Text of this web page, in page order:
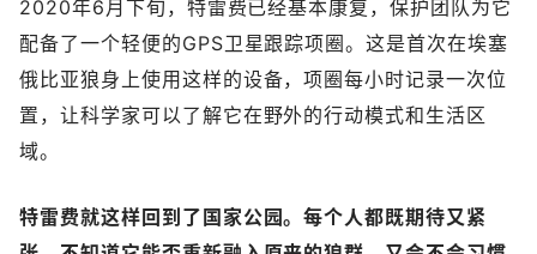
2020年6月下旬，特雷费已经基本康复，保护团队为它
配备了一个轻便的GPS卫星跟踪项圈。这是首次在埃塞
俄比亚狼身上使用这样的设备，项圈每小时记录一次位
置，让科学家可以了解它在野外的行动模式和生活区
域。
特雷费就这样回到了国家公园。每个人都既期待又紧